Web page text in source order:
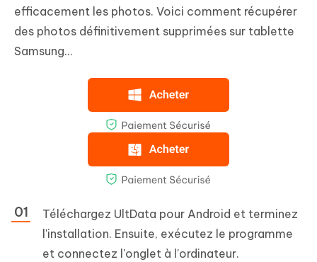
efficacement les photos. Voici comment récupérer
des photos définitivement supprimées sur tablette
Samsung...
Téléchargez UltData pour Android et terminez
l'installation. Ensuite, exécutez le programme
et connectez l'onglet à l'ordinateur.